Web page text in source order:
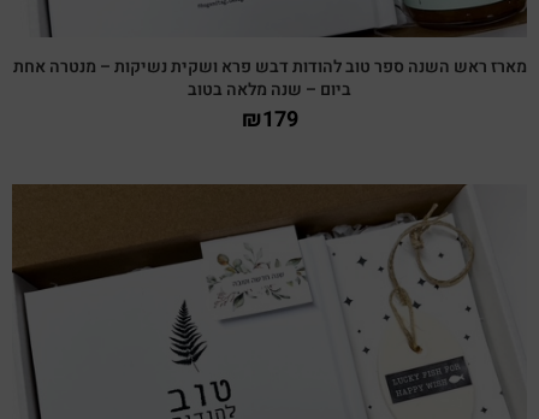
מארז ראש השנה ספר טוב להודות דבש פרא ושקית נשיקות – מנטרה אחת
ביום – שנה מלאה בטוב
₪179
צפייה מהירה